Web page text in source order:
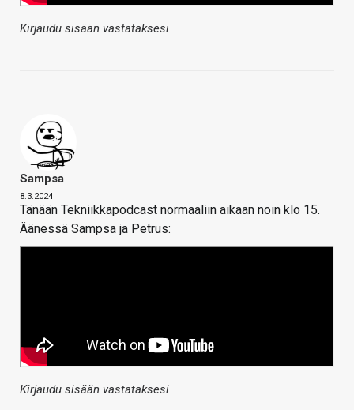
Kirjaudu sisään vastataksesi
Sampsa
8.3.2024
Tänään Tekniikkapodcast normaaliin aikaan noin klo 15.
Äänessä Sampsa ja Petrus:
Kirjaudu sisään vastataksesi